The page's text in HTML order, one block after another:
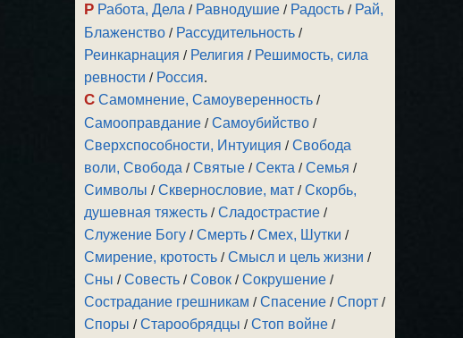
Р Работа, Дела / Равнодушие / Радость / Рай,
Блаженство / Рассудительность /
Реинкарнация / Религия / Решимость, сила
ревности / Россия.
С Самомнение, Самоуверенность /
Самооправдание /Самоубийство /
Сверхспособности, Интуиция /Свобода
воли, Свобода /Святые /Секта /Семья /
Символы /Сквернословие, мат /Скорбь,
душевная тяжесть /Сладострастие /
Служение Богу /Смерть /Смех, Шутки /
Смирение, кротость /Смысл и цель жизни /
Сны /Совесть /Совок /Сокрушение /
Сострадание грешникам /Спасение /Спорт /
Споры /Старообрядцы /Стоп войне /